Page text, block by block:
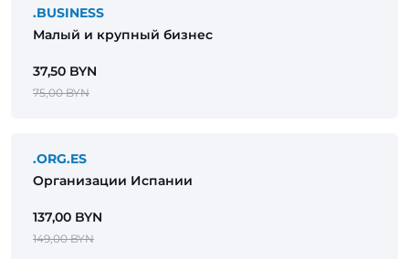
.BUSINESS
Малый и крупный бизнес
37,50 BYN
75,00 BYN
.ORG.ES
Организации Испании
137,00 BYN
149,00 BYN